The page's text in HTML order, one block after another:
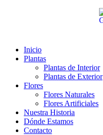
Inicio
Plantas
Plantas de Interior
Plantas de Exterior
Flores
Flores Naturales
Flores Artificiales
Nuestra Historia
Dónde Estamos
Contacto